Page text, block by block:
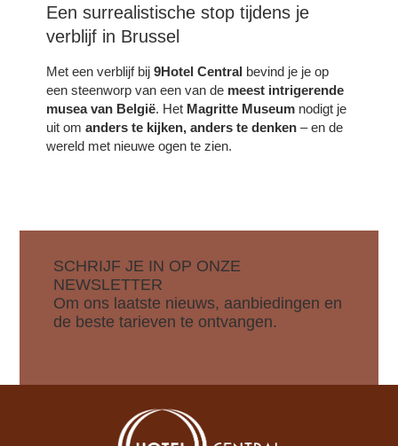
Een surrealistische stop tijdens je
verblijf in Brussel
Met een verblijf bij9Hotel Central bevind je je op
een steenworp van een van de meest intrigerende
musea van België. Het Magritte Museum nodigt je
uit omanders te kijken, anders te denken – en de
wereld met nieuwe ogen te zien.
SCHRIJF JE IN OP ONZE
NEWSLETTER
Om ons laatste nieuws, aanbiedingen en
de beste tarieven te ontvangen.